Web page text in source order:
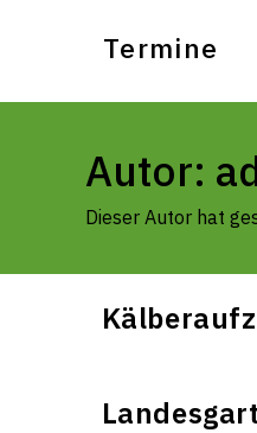
Termine
Autor:
Dieser Autor hat